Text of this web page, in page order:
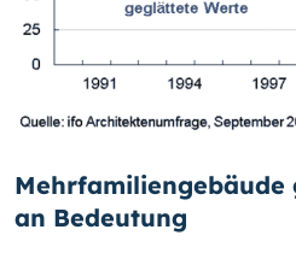
Mehrfamiliengebäude
an Bedeutung